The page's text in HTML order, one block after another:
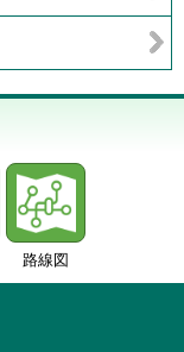
路線図